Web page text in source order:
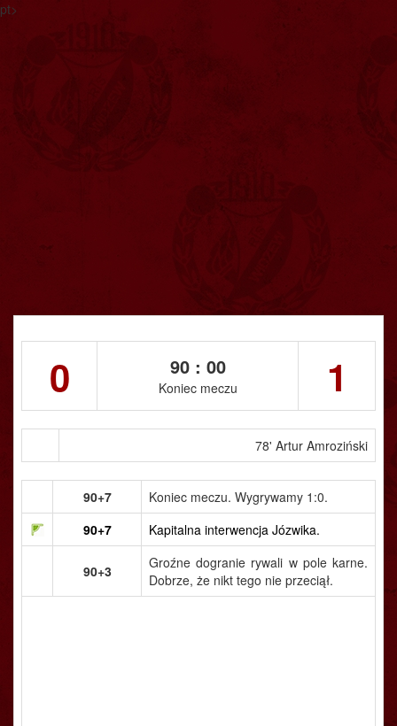
pt>
0 90 : 00
Koniec meczu 1
78' Artur Amroziński
90+7
Koniec meczu. Wygrywamy 1:0.
90+7
Kapitalna interwencja Józwika.
90+3
Groźne dogranie rywali w pole karne.
Dobrze, że nikt tego nie przeciął.